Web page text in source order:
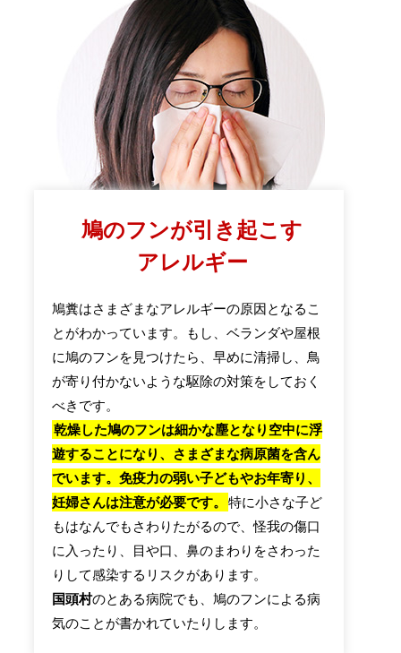
鳩のフンが引き起こす
アレルギー
鳩糞はさまざまなアレルギーの原因となるこ
とがわかっています。もし、ベランダや屋根
に鳩のフンを見つけたら、早めに清掃し、鳥
が寄り付かないような駆除の対策をしておく
べきです。
乾燥した鳩のフンは細かな塵となり空中に浮
遊することになり、さまざまな病原菌を含ん
でいます。免疫力の弱い子どもやお年寄り、
妊婦さんは注意が必要です。
特に小さな子ど
もはなんでもさわりたがるので、怪我の傷口
に入ったり、目や口、鼻のまわりをさわった
りして感染するリスクがあります。
国頭村のとある病院でも、鳩のフンによる病
気のことが書かれていたりします。